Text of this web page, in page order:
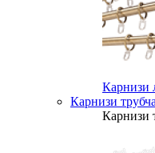
Карнизи
Карнизи
Карнизи